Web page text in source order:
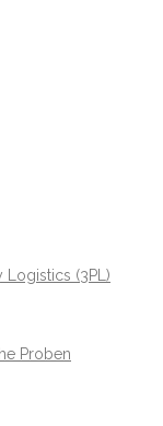
(3PL)
Proben